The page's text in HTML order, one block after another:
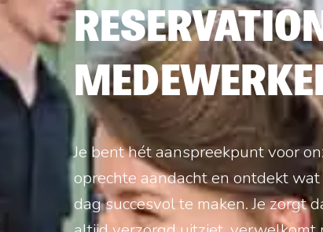
Je bent hét aanspreekpunt voor
oprechte aandacht en ontdekt
dag succesvol te maken. Je zorgt